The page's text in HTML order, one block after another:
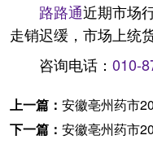
路路通近期市场
走销迟缓，市场上统
咨询电话： 010-
上一篇： 安徽亳州药市
下一篇： 安徽亳州药市